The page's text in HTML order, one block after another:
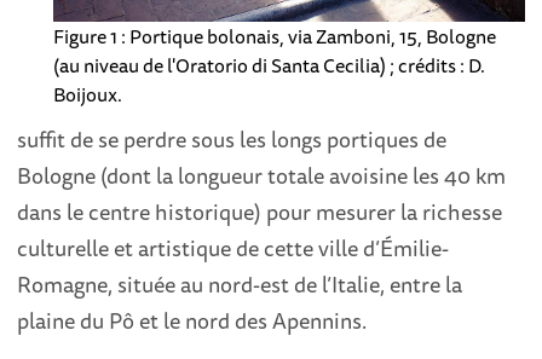
Figure 1 : Portique bolonais, via Zamboni, 15, Bologne
(au niveau de l'Oratorio di Santa Cecilia) ; crédits : D.
Boijoux.
suffit de se perdre sous les longs portiques de
Bologne (dont la longueur totale avoisine les 40 km
dans le centre historique) pour mesurer la richesse
culturelle et artistique de cette ville d’Émilie-
Romagne, située au nord-est de l’Italie, entre la
plaine du Pô et le nord des Apennins.